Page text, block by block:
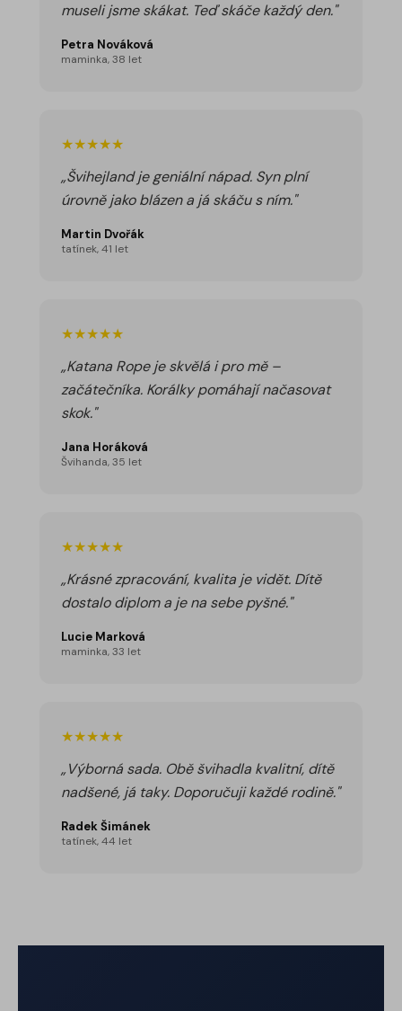
museli jsme skákat. Teď skáče každý den."
Petra Nováková
maminka, 38 let
★★★★★
„Švihejland je geniální nápad. Syn plní
úrovně jako blázen a já skáču s ním."
Martin Dvořák
tatínek, 41 let
★★★★★
„Katana Rope je skvělá i pro mě –
začátečníka. Korálky pomáhají načasovat
skok."
Jana Horáková
Švihanda, 35 let
★★★★★
„Krásné zpracování, kvalita je vidět. Dítě
dostalo diplom a je na sebe pyšné."
Lucie Marková
maminka, 33 let
★★★★★
„Výborná sada. Obě švihadla kvalitní, dítě
nadšené, já taky. Doporučuji každé rodině."
Radek Šimánek
tatínek, 44 let